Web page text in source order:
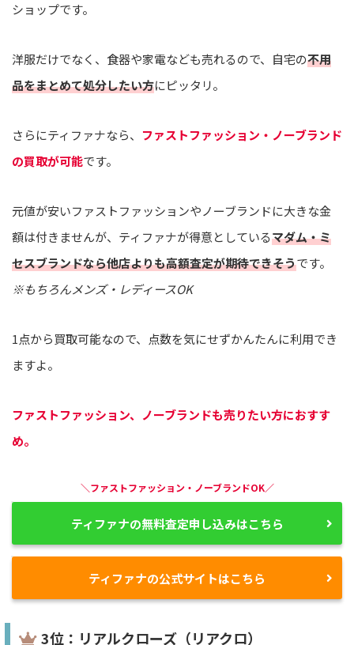
ショップです。
洋服だけでなく、食器や家電なども売れるので、自宅の不用
品をまとめて処分したい方にピッタリ。
さらにティファナなら、 ファストファッション・ノーブランド
の買取が可能です。
元値が安いファストファッションやノーブランドに大きな金
額は付きませんが、ティファナが得意としているマダム・ミ
セスブランドなら他店よりも高額査定が期待できそうです。
※もちろんメンズ・ レディースOK
1点から買取可能なので、点数を気にせずかんたんに利用でき
ますよ。
ファストファッション、ノーブランドも売りたい方におすす
め。
＼ファストファッション・ノーブランドOK／
ティファナの無料査定申し込みはこちら
ティファナの公式サイトはこちら
3位：リアルクローズ（リアクロ）